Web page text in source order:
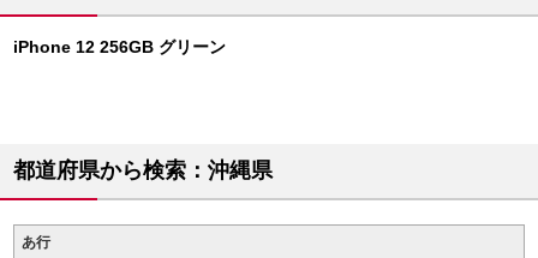
iPhone 12 256GB グリーン
都道府県から検索：沖縄県
あ行